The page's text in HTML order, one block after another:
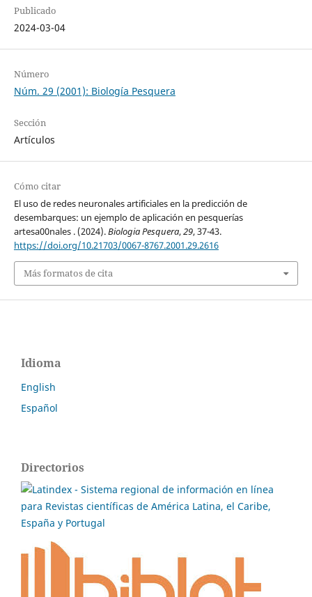
Publicado
2024-03-04
Número
Núm. 29 (2001): Biología Pesquera
Sección
Artículos
Cómo citar
El uso de redes neuronales artificiales en la predicción de
desembarques: un ejemplo de aplicación en pesquerías
artesa00nales . (2024).Biologia Pesquera,29, 37-43.
https://doi.org/10.21703/0067-8767.2001.29.2616
Más formatos de cita
Idioma
English
Español
Directorios